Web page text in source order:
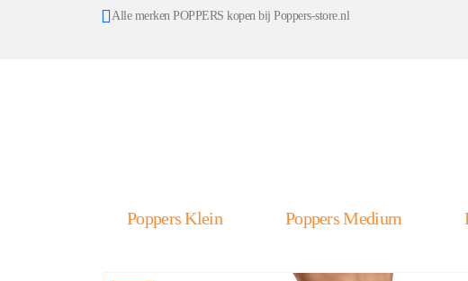
Alle merken POPPERS kopen bij Poppers-store.nl
Poppers Klein Poppers Medium